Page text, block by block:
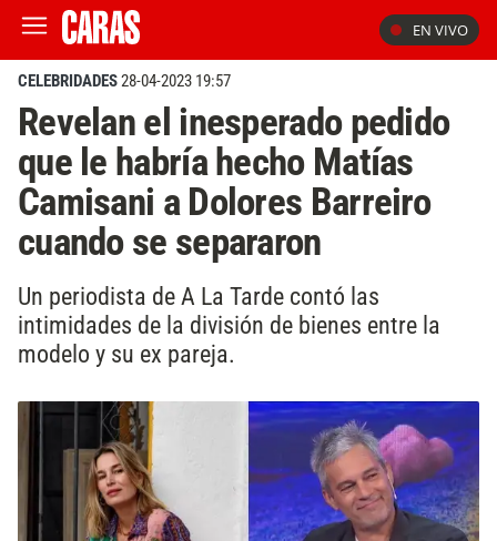
EN VIVO
CELEBRIDADES28-04-2023 19:57
Revelan el inesperado pedido
que le habría hecho Matías
Camisani a Dolores Barreiro
cuando se separaron
Un periodista de A La Tarde contó las
intimidades de la división de bienes entre la
modelo y su ex pareja.